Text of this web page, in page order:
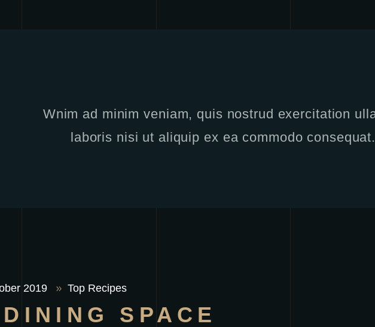
Wnim ad minim veniam, quis nostrud exercitation
laboris nisi ut aliquip ex ea commodo consequat.
2019 Top Recipes
SPACE